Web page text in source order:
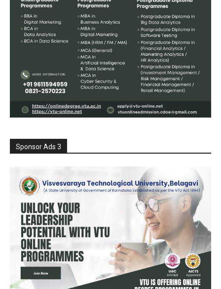
Sponsor Ads 3